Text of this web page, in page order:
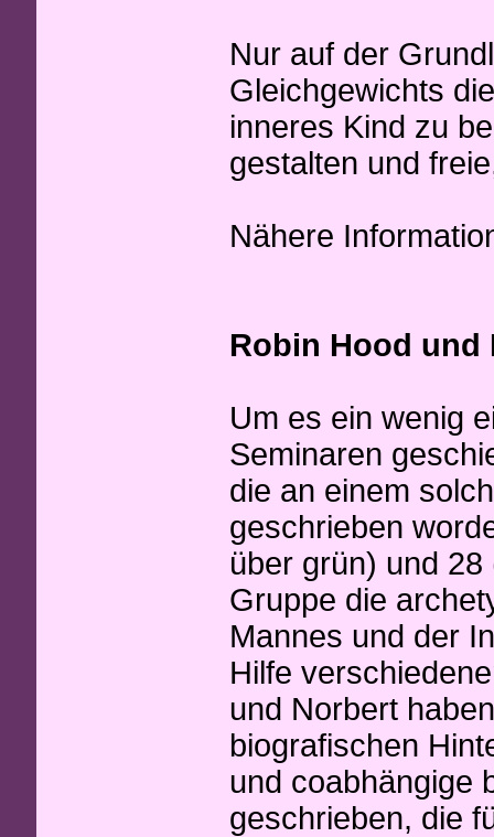
Nur auf der
Gleichgewichts
inneres Kind zu
gestalten und
Nähere
Robin Hood und
Um es ein wenig
Seminaren
die an einem
geschrieben
über grün) und
Gruppe die
Mannes und der
Hilfe
und Norbert
biografischen
und coabhängige
geschrieben, die